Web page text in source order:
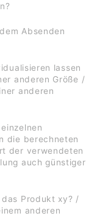
Absenden
lassen
anderen Größe /
anderen
die berechneten
der verwendeten
auch günstiger
Produkt xy? /
anderen